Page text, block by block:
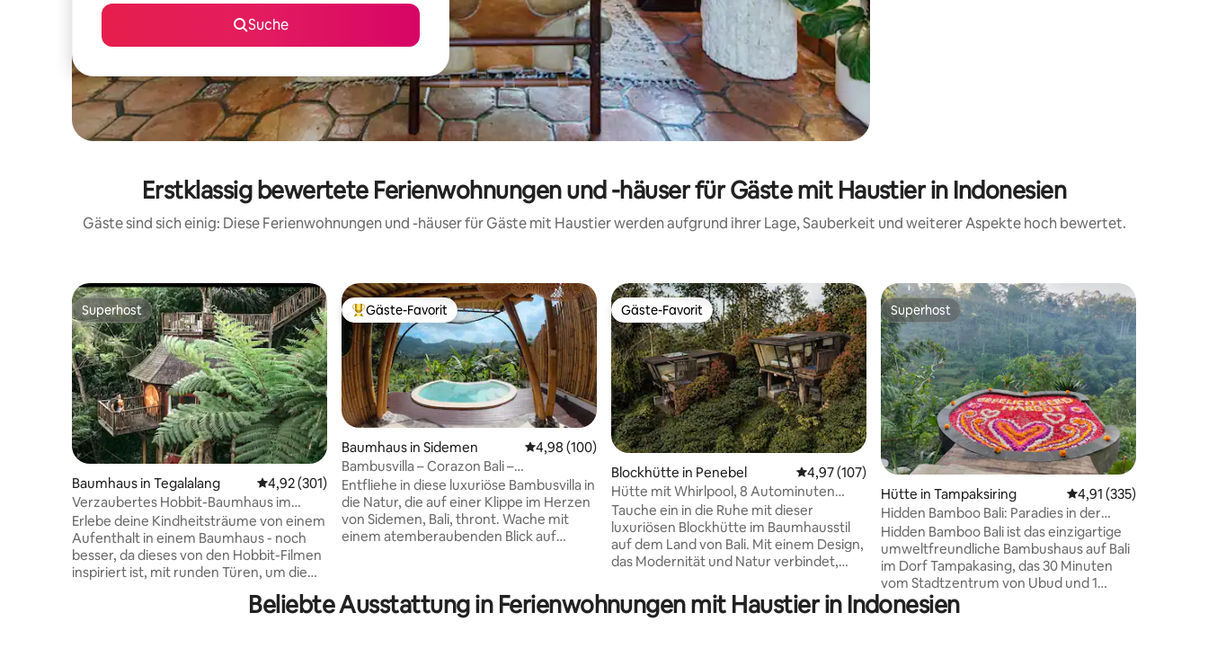
Suche
Erstklassig bewertete Ferienwohnungen und -häuser für Gäste mit Haustier in Indonesien
Gäste sind sich einig: Diese Ferienwohnungen und -häuser für Gäste mit Haustier werden aufgrund ihrer Lage, Sauberkeit und weiterer Aspekte hoch bewertet.
Superhost
Superhost
Baumhaus in Tegalalang Durchschnittliche Bewertung: 4,92 von 5, 301 Bewertungen
4,92 (301)
Verzaubertes Hobbit-Baumhaus im
Dschungel
Erlebe deine Kindheitsträume von einem
Aufenthalt in einem Baumhaus - noch
besser, da dieses von den Hobbit-Filmen
inspiriert ist, mit runden Türen, um die
Stell dir das Abenteuer vor, zu deinem
Beliebter Gäste-Favorit.
Gäste-Favorit
Baumhaus in Sidemen Durchschnittliche Bewertung: 4,98 von 5, 100 Bewertungen
4,98 (100)
Bambusvilla – Corazon Bali –
Bananenbaumhaus
Entfliehe in diese luxuriöse Bambusvilla in
die Natur, die auf einer Klippe im Herzen
von Sidemen, Bali, thront. Wache mit
einem atemberaubenden Blick auf
von lokalen Cafés und Annehmlichkeiten
Gäste-Favorit
Gäste-Favorit
Blockhütte in Penebel Durchschnittliche Bewertung: 4,97 von 5, 107 Bewertungen
4,97 (107)
Hütte mit Whirlpool, 8 Autominuten
Unesco-Reisterrassen
Tauche ein in die Ruhe mit dieser
luxuriösen Blockhütte im Baumhausstil
auf dem Land von Bali. Mit einem Design,
das Modernität und Natur verbindet,
Panoramablick direkt von deinem Bett
aus. Wache mit ruhigen Aussichten auf,
Superhost
Superhost
Hütte in Tampaksiring Durchschnittliche
4,91 (335)
Hidden Bamboo Bali: Paradies in der
Nähe von Ubud
Hidden Bamboo Bali ist das einzigartige
umweltfreundliche Bambushaus auf Bali
im Dorf Tampakasing, das 30 Minuten
vom Stadtzentrum von Ubud und 1
Stunde 40 Minuten vom Flughafen
entfernt ist. Ein Privathaus mitten in der
Beliebte Ausstattung in Ferienwohnungen mit Haustier in Indonesien